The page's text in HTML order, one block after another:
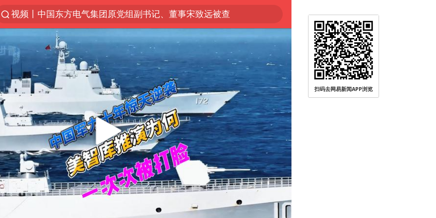
视频丨中国东方电气集团原党组副书记、董事宋致远被查
“China Cool”火了，老外爱上中国避暑游
“南湖号”盾构机下线
香港宏福苑火灾或由烟头引起
浙江台州《告全体市民书》
伊斯兰版北约来了吗
中国父女泰国骑摩托车坠崖1死1伤
网约车司机充电时猝死保险拒赔
四川宜宾3.4级地震
周末打虎 宋致远被查
上半年国内居民出游人次34.63亿
陕西柞水泥石流已致2死 仍有1人失联
扫码去网易新闻APP浏览